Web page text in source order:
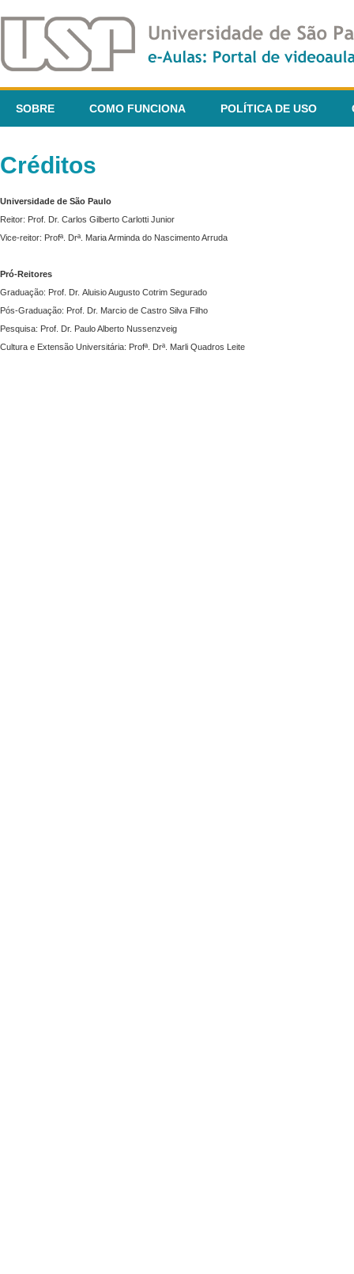
SOBRE COMO FUNCIONA POLÍTICA DE USO
Créditos
Universidade de São Paulo
Reitor: Prof. Dr. Carlos Gilberto Carlotti Junior
Vice-reitor: Profª. Drª. Maria Arminda do Nascimento Arruda
Pró-Reitores
Graduação: Prof. Dr. Aluisio Augusto Cotrim Segurado
Pós-Graduação: Prof. Dr. Marcio de Castro Silva Filho
Pesquisa: Prof. Dr. Paulo Alberto Nussenzveig
Cultura e Extensão Universitária: Profª. Drª. Marli Quadros Leite